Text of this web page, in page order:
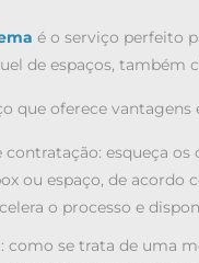
é o serviço perfeito
de espaços, também
que oferece
contratação: esqueça
ou espaço, de acordo
o processo e
como se trata de uma